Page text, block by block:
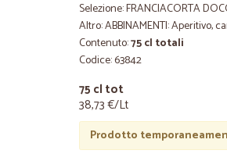
Selezione: FRANCIACORTA
Altro: ABBINAMENTI: Aperitivo,
Contenuto:75 cl totali
Codice: 63842
75 cl tot
38,73 €/Lt
Prodotto